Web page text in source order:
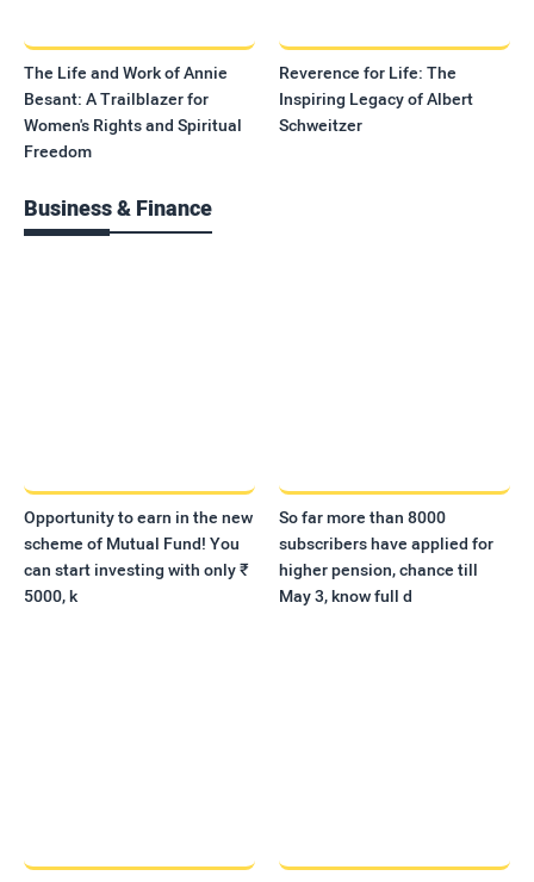
The Life and Work of Annie
Besant: A Trailblazer for
Women's Rights and Spiritual
Freedom
Reverence for Life: The
Inspiring Legacy of Albert
Schweitzer
Business & Finance
Opportunity to earn in the new
scheme of Mutual Fund! You
can start investing with only ₹
5000, k
So far more than 8000
subscribers have applied for
higher pension, chance till
May 3, know full d